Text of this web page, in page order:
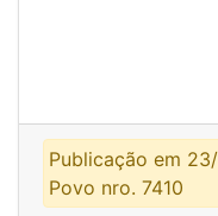
Publicação em
Povo nro. 7410